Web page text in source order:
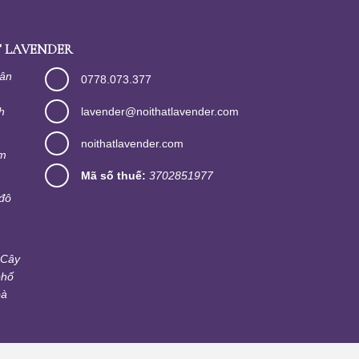
0778.073.377
lavender@noithatlavender.com
noithatlavender.com
Mã số thuế: 3702851977